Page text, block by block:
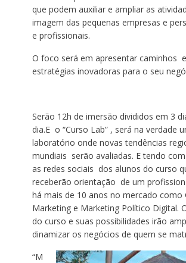
que podem auxiliar e ampliar as
imagem das pequenas empresas e
e profissionais.
O foco será em apresentar caminhos
estratégias inovadoras para o seu
Serão 12h de imersão divididos em 3
dia.E o “Curso Lab” , será na verdade
laboratório onde novas tendências
mundiais serão avaliadas. E tendo
as redes sociais dos alunos do curso
receberão orientação de um
há mais de 10 anos no mercado como
Marketing e Marketing Político Digital.
do curso e suas possibilidades irão
dinamizar os negócios de quem se
“M